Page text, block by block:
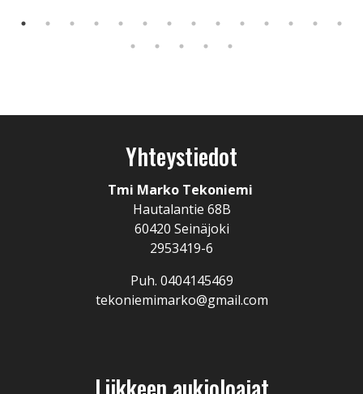
Yhteystiedot
Tmi Marko Tekoniemi
Hautalantie 68B
60420 Seinäjoki
2953419-6
Puh. 0404145469
tekoniemimarko@gmail.com